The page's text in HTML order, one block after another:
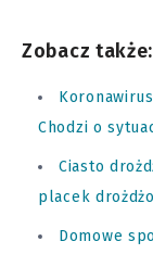
Zobacz także:
Chodzi o
Ciasto
placek
Domowe